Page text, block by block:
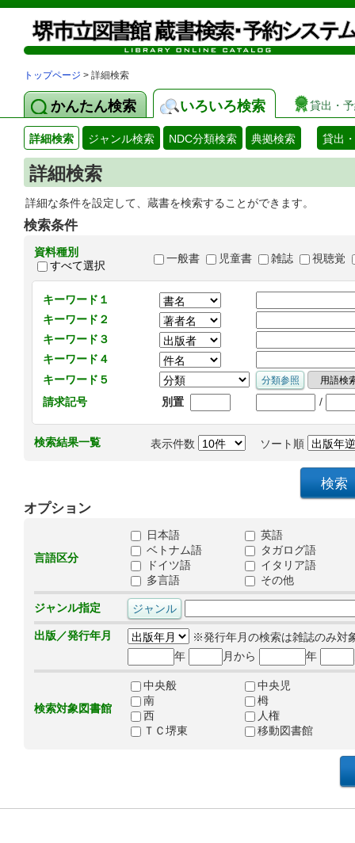
トップページ > 詳細検索
かんたん検索 いろいろ検索 貸出・
詳細検索 ジャンル検索 NDC分類検索 典拠検索 貸出
詳細検索
詳細な条件を設定して、蔵書を検索することができます。
検索条件
資料種別
すべて選択
一般書 児童書 雑誌 視聴覚
キーワード１
キーワード２
キーワード３
キーワード４
キーワード５
請求記号
別置 /
検索結果一覧 表示件数 ソート順
オプション
言語区分
日本語
英語
ベトナム語
タガログ語
ドイツ語
イタリア語
多言語
その他
ジャンル指定
出版／発行年月
※発行年月の検索は雑誌のみ対
年
月から 年
検索対象図書館
中央般
中央児
南
栂
西
人権
ＴＣ堺東
移動図書館